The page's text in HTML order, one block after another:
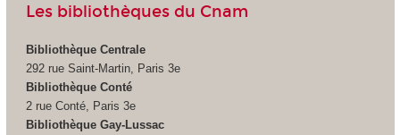
Les bibliothèques du Cnam
Bibliothèque Centrale
292 rue Saint-Martin, Paris 3e
Bibliothèque Conté
2 rue Conté, Paris 3e
Bibliothèque Gay-Lussac